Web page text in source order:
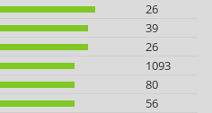
26
39
26
1093
80
56